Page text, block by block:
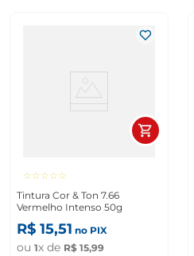
☆☆☆☆☆
Tintura Cor & Ton 7.66
Vermelho Intenso 50g
R$ 15,51 no PIX
ou 1x de R$ 15,99